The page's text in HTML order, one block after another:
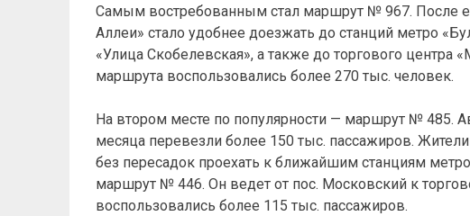
Самым востребованным стал маршрут № 967. После
Аллеи» стало удобнее доезжать до станций метро
«Улица Скобелевская», а также до торгового центра
маршрута воспользовались более 270 тыс. человек.
На втором месте по популярности — маршрут № 485.
месяца перевезли более 150 тыс. пассажиров.
без пересадок проехать к ближайшим станциям
маршрут № 446. Он ведет от пос. Московский к
воспользовались более 115 тыс. пассажиров.